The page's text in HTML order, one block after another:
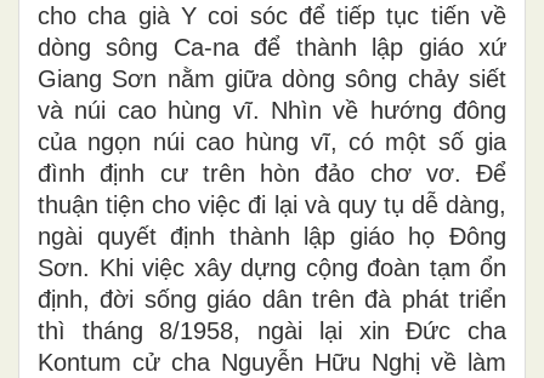
cho cha già Y coi sóc để tiếp tục tiến về
dòng sông Ca-na để thành lập giáo xứ
Giang Sơn nằm giữa dòng sông chảy siết
và núi cao hùng vĩ. Nhìn về hướng đông
của ngọn núi cao hùng vĩ, có một số gia
đình định cư trên hòn đảo chơ vơ. Để
thuận tiện cho việc đi lại và quy tụ dễ dàng,
ngài quyết định thành lập giáo họ Đông
Sơn. Khi việc xây dựng cộng đoàn tạm ổn
định, đời sống giáo dân trên đà phát triển
thì tháng 8/1958, ngài lại xin Đức cha
Kontum cử cha Nguyễn Hữu Nghị về làm